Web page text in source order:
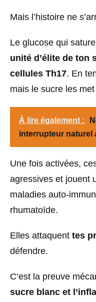
Mais l’histoire ne
Le glucose qui
unité d’élite de ton
cellules Th17. En
mais le sucre les
À lire également :
interrupteur naturel
Une fois activées,
agressives et jouent
maladies auto-
rhumatoïde.
Elles attaquent tes
défendre.
C’est la preuve
sucre blanc et